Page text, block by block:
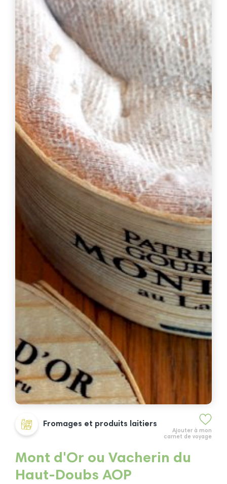
Ajouter à mon
carnet de voyage
Fromages et produits laitiers
Mont d'Or ou Vacherin du
Haut-Doubs AOP